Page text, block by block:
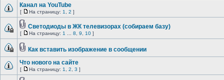
Канал на YouTube
[ На страницу: 1 2 ]
Светодиоды в ЖК телевизорах (собираем базу)
[ На страницу: 1 8 9 10 ]
Как вставить изображение в сообщении
Что нового на сайте
[ На страницу: 1 2 3 ]